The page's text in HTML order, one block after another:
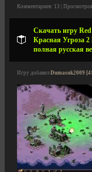
Комментариев: 13 |
Скачать игру
Красная Угроза
полная русская
Игру добавил Dumasuk2009